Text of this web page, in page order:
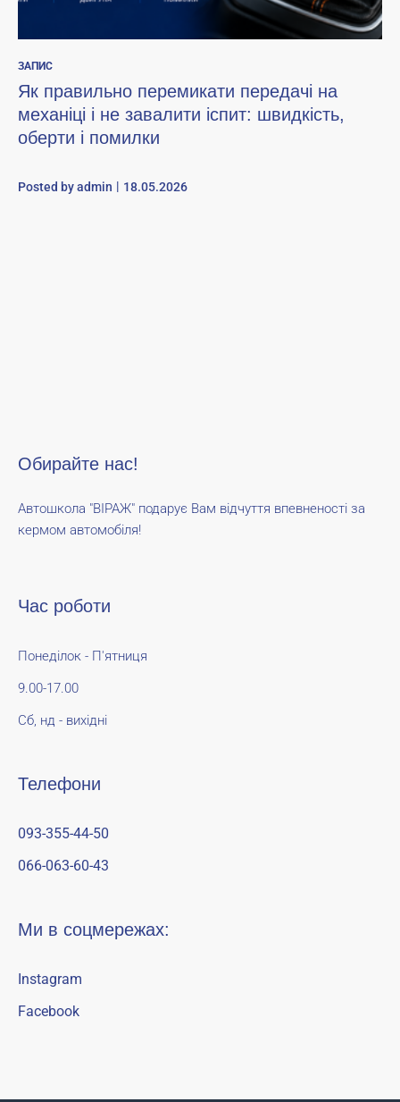
ЗАПИС
Як правильно перемикати передачі на
механіці і не завалити іспит: швидкість,
оберти і помилки
Posted byadmin 18.05.2026
Обирайте нас!
Автошкола "ВІРАЖ" подарує Вам відчуття впевненості за
кермом автомобіля!
Час роботи
Понеділок - П'ятниця
9.00-17.00
Сб, нд - вихідні
Телефони
093-355-44-50
066-063-60-43
Ми в соцмережах:
Instagram
Facebook